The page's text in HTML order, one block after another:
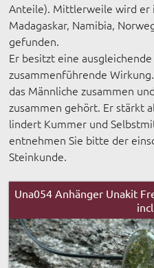
Anteile). Mittlerweile wird er
Madagaskar, Namibia,
gefunden.
Er besitzt eine
zusammenführende
das Männliche zusammen
zusammen gehört. Er stärkt
lindert Kummer und
entnehmen Sie bitte der
Steinkunde.
Una054 Anhänger Unakit